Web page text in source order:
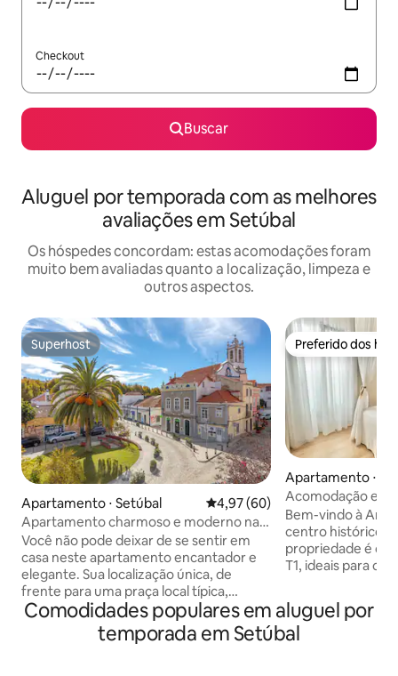
Checkout
Buscar
Aluguel por temporada com as melhores
avaliações em Setúbal
Os hóspedes concordam: estas acomodações foram
muito bem avaliadas quanto a localização, limpeza e
outros aspectos.
Superhost
Superhost
Apartamento ⋅ Setúbal 4,97 de uma avaliação média
4,97 (60)
Apartamento charmoso e moderno na
Setúbal histórica
Você não pode deixar de se sentir em
casa neste apartamento encantador e
elegante. Sua localização única, de
frente para uma praça local típica,
permite que você desfrute de uma bela
vista clara com a luz do sol entrando
durante todo o dia! No interior, o
Preferido dos
Preferido dos
Apartamento ⋅
Acomodação
cidade, perto da
Bem-vindo à
centro histórico
propriedade é
T1, ideais para
apartamento foi
decorado com
histórias
Comodidades populares em aluguel por
temporada em Setúbal